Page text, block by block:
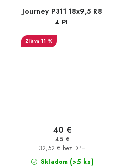
Journey P311 18x9,5 R8
4 PL
11 %
Skladom (>5 ks)
32,52 € bez DPH
40 €
45 €